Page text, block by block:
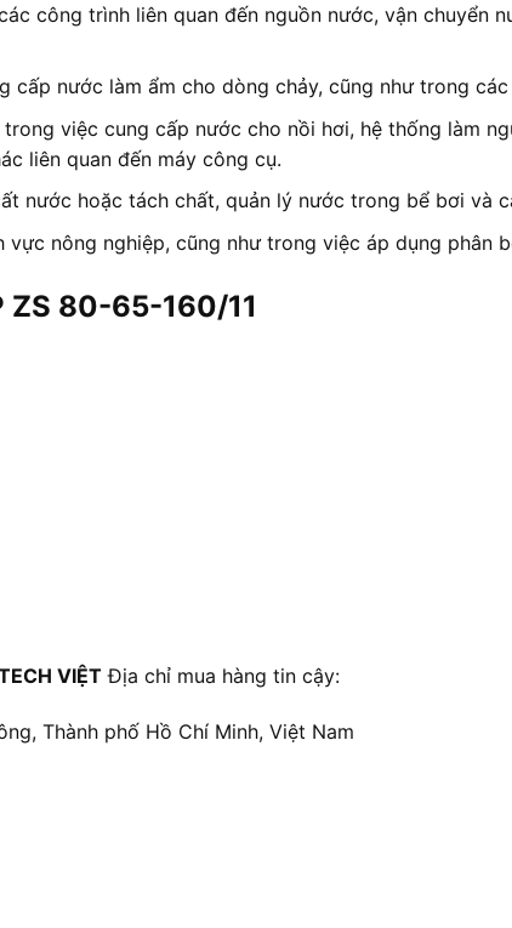
công trình liên quan đến nguồn nước, vận chuyển
nước làm ẩm cho dòng chảy, cũng như trong
việc cung cấp nước cho nồi hơi, hệ thống làm
liên quan đến máy công cụ.
nước hoặc tách chất, quản lý nước trong bể bơi và
nông nghiệp, cũng như trong việc áp dụng phân
ZS 80-65-160/11
VIỆT Địa chỉ mua hàng tin cậy:
Thành phố Hồ Chí Minh, Việt Nam